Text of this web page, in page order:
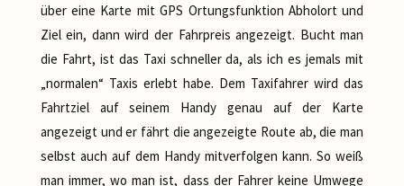
über eine Karte mit GPS Ortungsfunktion Abholort und
Ziel ein, dann wird der Fahrpreis angezeigt. Bucht man
die Fahrt, ist das Taxi schneller da, als ich es jemals mit
„normalen“ Taxis erlebt habe. Dem Taxifahrer wird das
Fahrtziel auf seinem Handy genau auf der Karte
angezeigt und er fährt die angezeigte Route ab, die man
selbst auch auf dem Handy mitverfolgen kann. So weiß
man immer, wo man ist, dass der Fahrer keine Umwege